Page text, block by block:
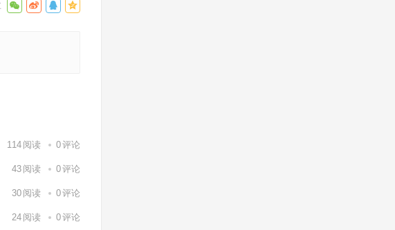
114 阅读 0评论
43 阅读 0评论
30 阅读 0评论
24 阅读 0评论